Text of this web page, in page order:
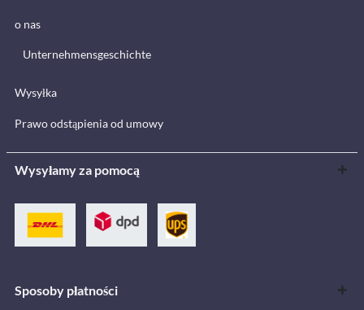
o nas
Unternehmensgeschichte
Wysyłka
Prawo odstąpienia od umowy
Wysyłamy za pomocą
Sposoby płatności